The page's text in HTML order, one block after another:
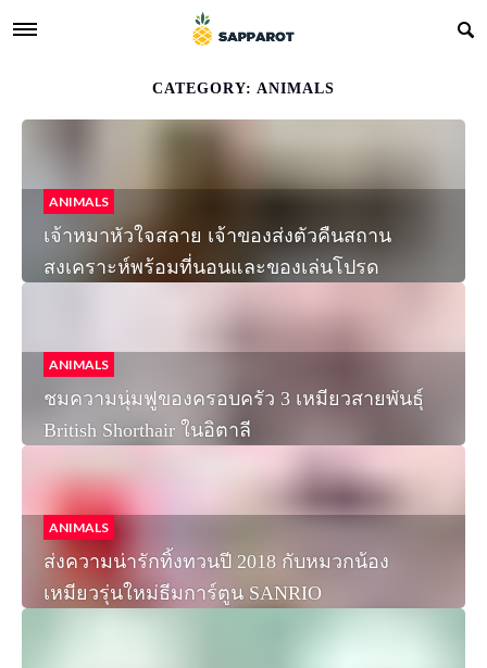
CATEGORY: ANIMALS
ANIMALS
เจ้าหมาหัวใจสลาย เจ้าของส่งตัวคืนสถาน
สงเคราะห์พร้อมที่นอนและของเล่นโปรด
ANIMALS
ชมความนุ่มฟูของครอบครัว 3 เหมียวสายพันธุ์
British Shorthair ในอิตาลี
ANIMALS
ส่งความน่ารักทิ้งทวนปี 2018 กับหมวกน้อง
เหมียวรุ่นใหม่ธีมการ์ตูน SANRIO